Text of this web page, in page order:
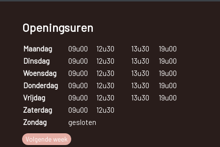
Openingsuren
Maandag 09u00 12u30 13u30
19u00
Dinsdag
09u00 12u30 13u30
19u00
Woensdag
09u00 12u30 13u30
19u00
Donderdag
09u00 12u30 13u30
19u00
Vrijdag
09u00 12u30 13u30
19u00
Zaterdag
09u00
12u30
Zondag
gesloten
Volgende week